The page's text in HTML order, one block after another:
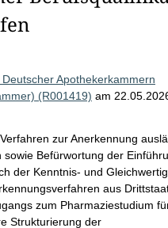
Apothekerkammern
(R001419) am
zur Anerkennung
sowie Befürwortung der
der Kenntnis- und
aus
zum Pharmaziestudium
Strukturierung der